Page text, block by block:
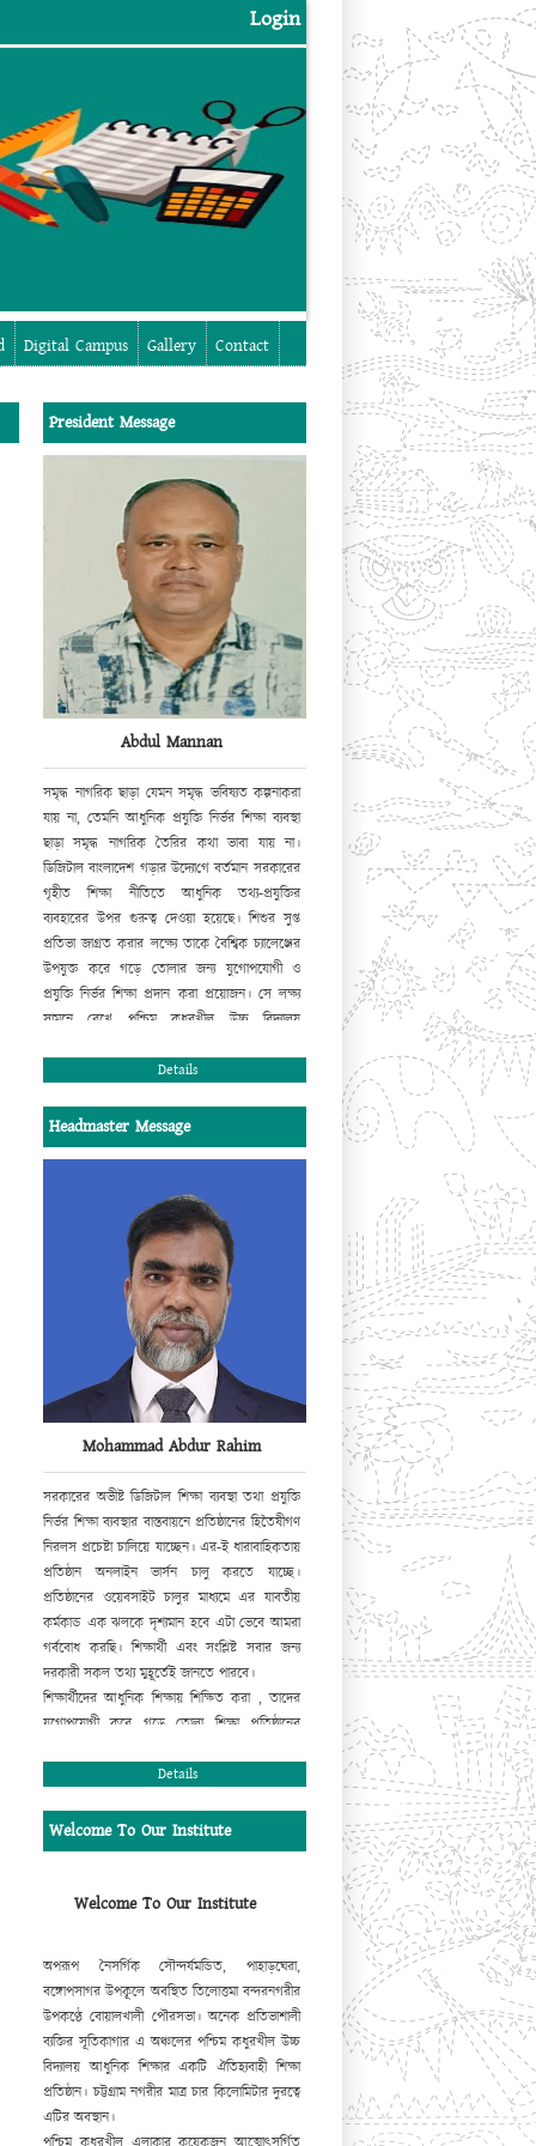
Login
Digital Campus Gallery Contact
President Message
Abdul Mannan
সমৃদ্ধ নাগরিক ছাড়া যেমন সমৃদ্ধ ভবিষ্যত কল্পনাকরা
যায় না, তেমনি আধুনিক প্রযুক্তি নির্ভর শিক্ষা ব্যবস্থা
ছাড়া সমৃদ্ধ নাগরিক তৈরির কথা ভাবা যায় না।
ডিজিটাল বাংলাদেশ গড়ার উদ্যোগেবর্তমান সরকারের
গৃহীত শিক্ষা নীতিতে আধুনিক তথ্য-প্রযুক্তির
ব্যবহারের উপর গুরুত্ব দেওয়া হয়েছে। শিশুর সুপ্ত
প্রতিভা জাগ্রত করার লক্ষ্যে তাকে বৈশ্বিক চ্যালেঞ্জের
উপযুক্ত করে গড়ে তোলার জন্য যুগোপযোগী ও
প্রযুক্তি নির্ভর শিক্ষা প্রদান করা প্রয়োজন। সে লক্ষ্য
সামনে রেখে পশ্চিম কধুরখীল উচ্চ বিদ্যালয়
সামগ্রিক চিত্র ফুটে উঠবে। আমি সবার সহযোগিতা ও
পশ্চিম কধুরখীল উচ্চ বিদ্যালয় পরিচালনা পর্ষদ।
Details
Headmaster Message
Mohammad Abdur Rahim
সরকারের অভীষ্ট ডিজিটাল শিক্ষা ব্যবস্থাতথা প্রযুক্তি
নির্ভর শিক্ষা ব্যবস্থার বাস্তবায়নেপ্রতিষ্ঠানের হিতৈষীগণ
নিরলস প্রচেষ্টাচালিয়ে যাচ্ছেন। এর-ই ধারাবাহিকতায়
প্রতিষ্ঠান অনলাইন ভার্সন চালু করতে যাচ্ছে।
প্রতিষ্ঠানের ওয়েবসাইটচালুর মাধ্যমে এর যাবতীয়
কর্মকান্ড এক ঝলকে দৃশ্যমান হবে এটা ভেবে আমরা
গর্ববোধ করছি। শিক্ষার্থী এবং সংশ্লিষ্ট সবার জন্য
দরকারী সকল তথ্য মুহূর্তেই জানতে পারবে।
শিক্ষার্থীদের আধুনিক শিক্ষায় শিক্ষিত করা , তাদের
যুগোপযোগী করে গড়ে তোলা শিক্ষা প্রতিষ্ঠানের
প্রতিষ্ঠানের ওয়েবসাইট গুরুত্বপূর্ণ ভূমিকা রাখবে,
যারা ভূমিকা রেখেছেন তাঁহাদের কাছে আমরা কৃতজ্ঞ।
আমিপ্রতিষ্ঠান এবং ওয়েবসাইটের উত্তরোত্তর
মোহাম্মদ আবদুর রহিম
Details
Welcome To Our Institute
Welcome To Our Institute
অপরূপ নৈসর্গিক সৌন্দর্যমন্ডিত, পাহাড়ঘেরা,
বঙ্গোপসাগর উপকূলে অবস্থিত তিলোত্তমা বন্দরনগরীর
উপকণ্ঠে বোয়ালখালী পৌরসভা। অনেক প্রতিভাশালী
ব্যক্তির সূতিকাগার এ অঞ্চলের পশ্চিম কধুরখীল উচ্চ
বিদ্যালয় আধুনিক শিক্ষার একটি ঐতিহ্যবাহী শিক্ষা
প্রতিষ্ঠান। চট্টগ্রাম নগরীর মাত্র চার কিলোমিটার দুরত্বে
এটির অবস্থান।